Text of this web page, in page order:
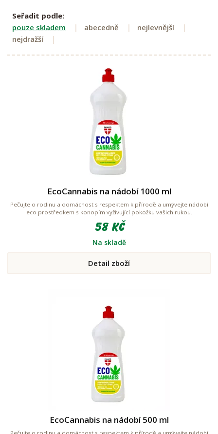
Seřadit podle:
pouze skladem
abecedně
nejlevnější
nejdražší
EcoCannabis na nádobí 1000 ml
Pečujte o rodinu a domácnost s respektem k přírodě a umývejte nádobí
eco prostředkem s konopím vyživující pokožku vašich rukou.
58 Kč
Na skladě
Detail zboží
EcoCannabis na nádobí 500 ml